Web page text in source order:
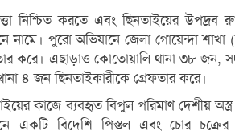
নিশ্চিত করতে এবং ছিনতাইয়ের
নামে। পুরো অভিযানে জেলা গোয়েন্দা
করে। এছাড়াও কোতোয়ালি থানা ৩৮ জন,
৪ জন ছিনতাইকারীকে গ্রেফতার করে।
কাজে ব্যবহৃত বিপুল পরিমাণ দেশীয় অস্ত্র
একটি বিদেশি পিস্তল এবং চোর